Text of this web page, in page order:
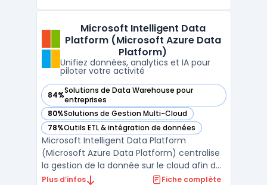
internes pilotent ainsi la qualité des
interactions en temps r ...
Microsoft Intelligent Data
Platform (Microsoft Azure Data
Platform)
Unifiez données, analytics et IA pour
piloter votre activité
84%Solutions de Data Warehouse pour
entreprises
— voir Microsoft Intelligent Data Platform (Microsoft
80%Solutions de Gestion Multi-Cloud
— voir Microsoft Intelligent Data Platform (Microsoft
78%Outils ETL & intégration de données
— voir Microsoft Intelligent Data Platform (Microsoft
Microsoft Intelligent Data Platform
(Microsoft Azure Data Platform) centralise
la gestion de la donnée sur le cloud afin de
limiter la fragmentation des systèmes et
Plus d’infos Fiche complète